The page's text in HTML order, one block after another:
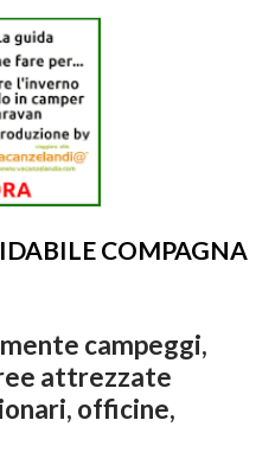
COMPAGNA
campeggi,
attrezzate
officine,